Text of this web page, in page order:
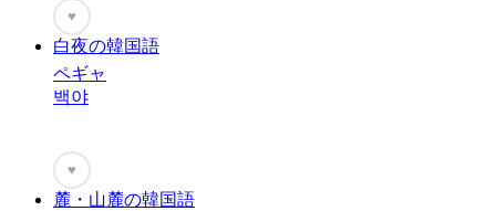
♥
白夜の韓国語
ペギャ
백야
♥
麓・山麓の韓国語